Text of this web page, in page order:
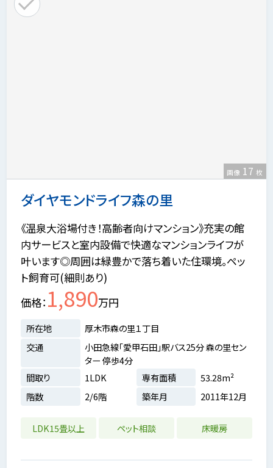
ダイヤモンドライフ森の里
画像 17 枚
《温泉大浴場付き！高齢者向けマンション》充実の館
内サービスと室内設備で快適なマンションライフが
叶います◎周囲は緑豊かで落ち着いた住環境。ペッ
ト飼育可(細則あり)
価格 1,890万円
所在地
厚木市森の里１丁目
交通
小田急線「愛甲石田」駅バス25分 森の里セン
ター 停歩4分
間取り
1LDK 専有面積
53.28m²
階数
2/6階 築年月 2011年12月
LDK15畳以上 ペット相談 床暖房